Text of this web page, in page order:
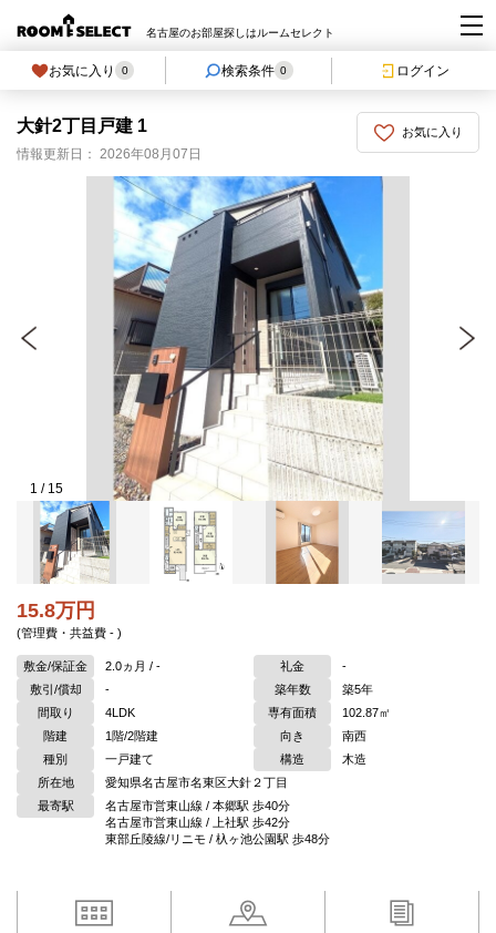
名古屋のお部屋探しはルームセレクト
お気に入り 0 検索条件 0 ログイン
お気に入り
大針2丁目戸建 1
情報更新日： 2026年08月07日
1 / 15
15.8万円
(管理費・共益費 - )
敷金/保証金 2.0ヵ月 / - 礼金
-
敷引/償却
- 築年数
築5年
間取り
4LDK 専有面積
102.87㎡
階建
1階/2階建 向き
南西
種別
一戸建て 構造
木造
所在地
愛知県名古屋市名東区大針２丁目
最寄駅
名古屋市営東山線 / 本郷駅 歩40分
名古屋市営東山線 / 上社駅 歩42分
東部丘陵線/リニモ / 杁ヶ池公園駅 歩48分